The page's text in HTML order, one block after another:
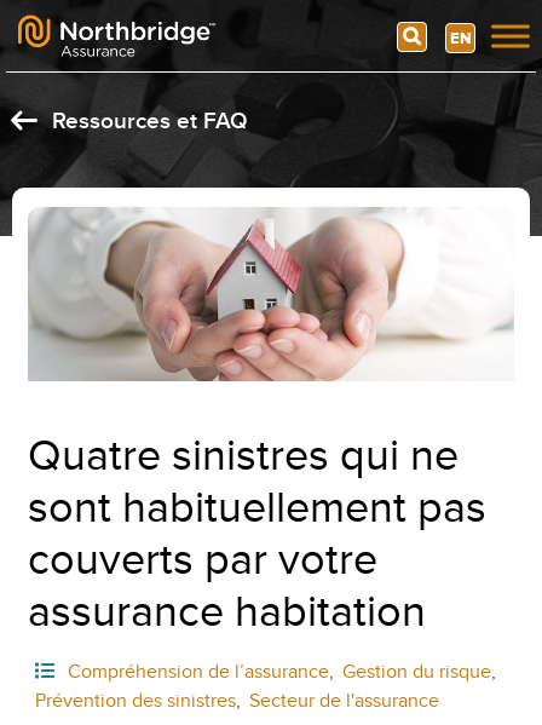
Skip to content
Search EN
Ressources et FAQ
Quatre sinistres qui ne
sont habituellement pas
couverts par votre
assurance habitation
Compréhension de l’assurance, Gestion du risque,
Prévention des sinistres, Secteur de l'assurance